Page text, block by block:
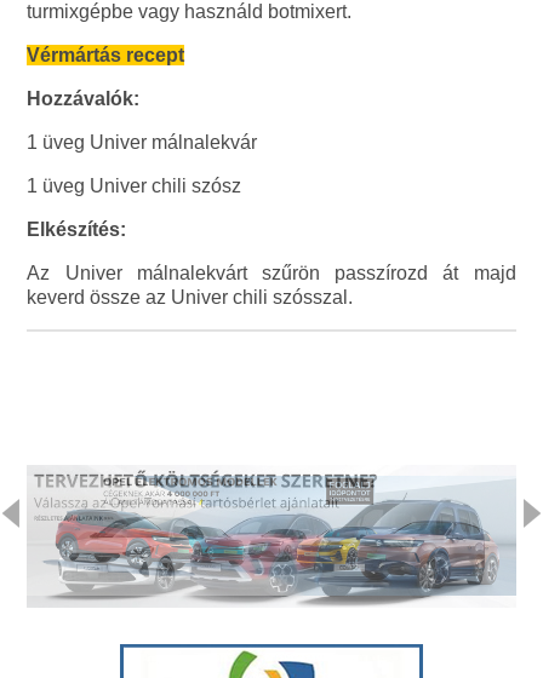
turmixgépbe vagy használd botmixert.
Vérmártás recept
Hozzávalók:
1 üveg Univer málnalekvár
1 üveg Univer chili szósz
Elkészítés:
Az Univer málnalekvárt szűrön passzírozd át majd
keverd össze az Univer chili szósszal.